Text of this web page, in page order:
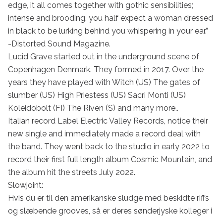
edge, it all comes together with gothic sensibilities;
intense and brooding, you half expect a woman dressed
in black to be lurking behind you whispering in your ear.”
-Distorted Sound Magazine.
Lucid Grave started out in the underground scene of
Copenhagen Denmark. They formed in 2017. Over the
years they have played with Witch (US) The gates of
slumber (US) High Priestess (US) Sacri Monti (US)
Koleidobolt (FI) The Riven (S) and many more..
Italian record Label Electric Valley Records, notice their
new single and immediately made a record deal with
the band. They went back to the studio in early 2022 to
record their first full length album Cosmic Mountain, and
the album hit the streets July 2022.
Slowjoint:
Hvis du er til den amerikanske sludge med beskidte riffs
og slæbende grooves, så er deres sønderjyske kolleger i